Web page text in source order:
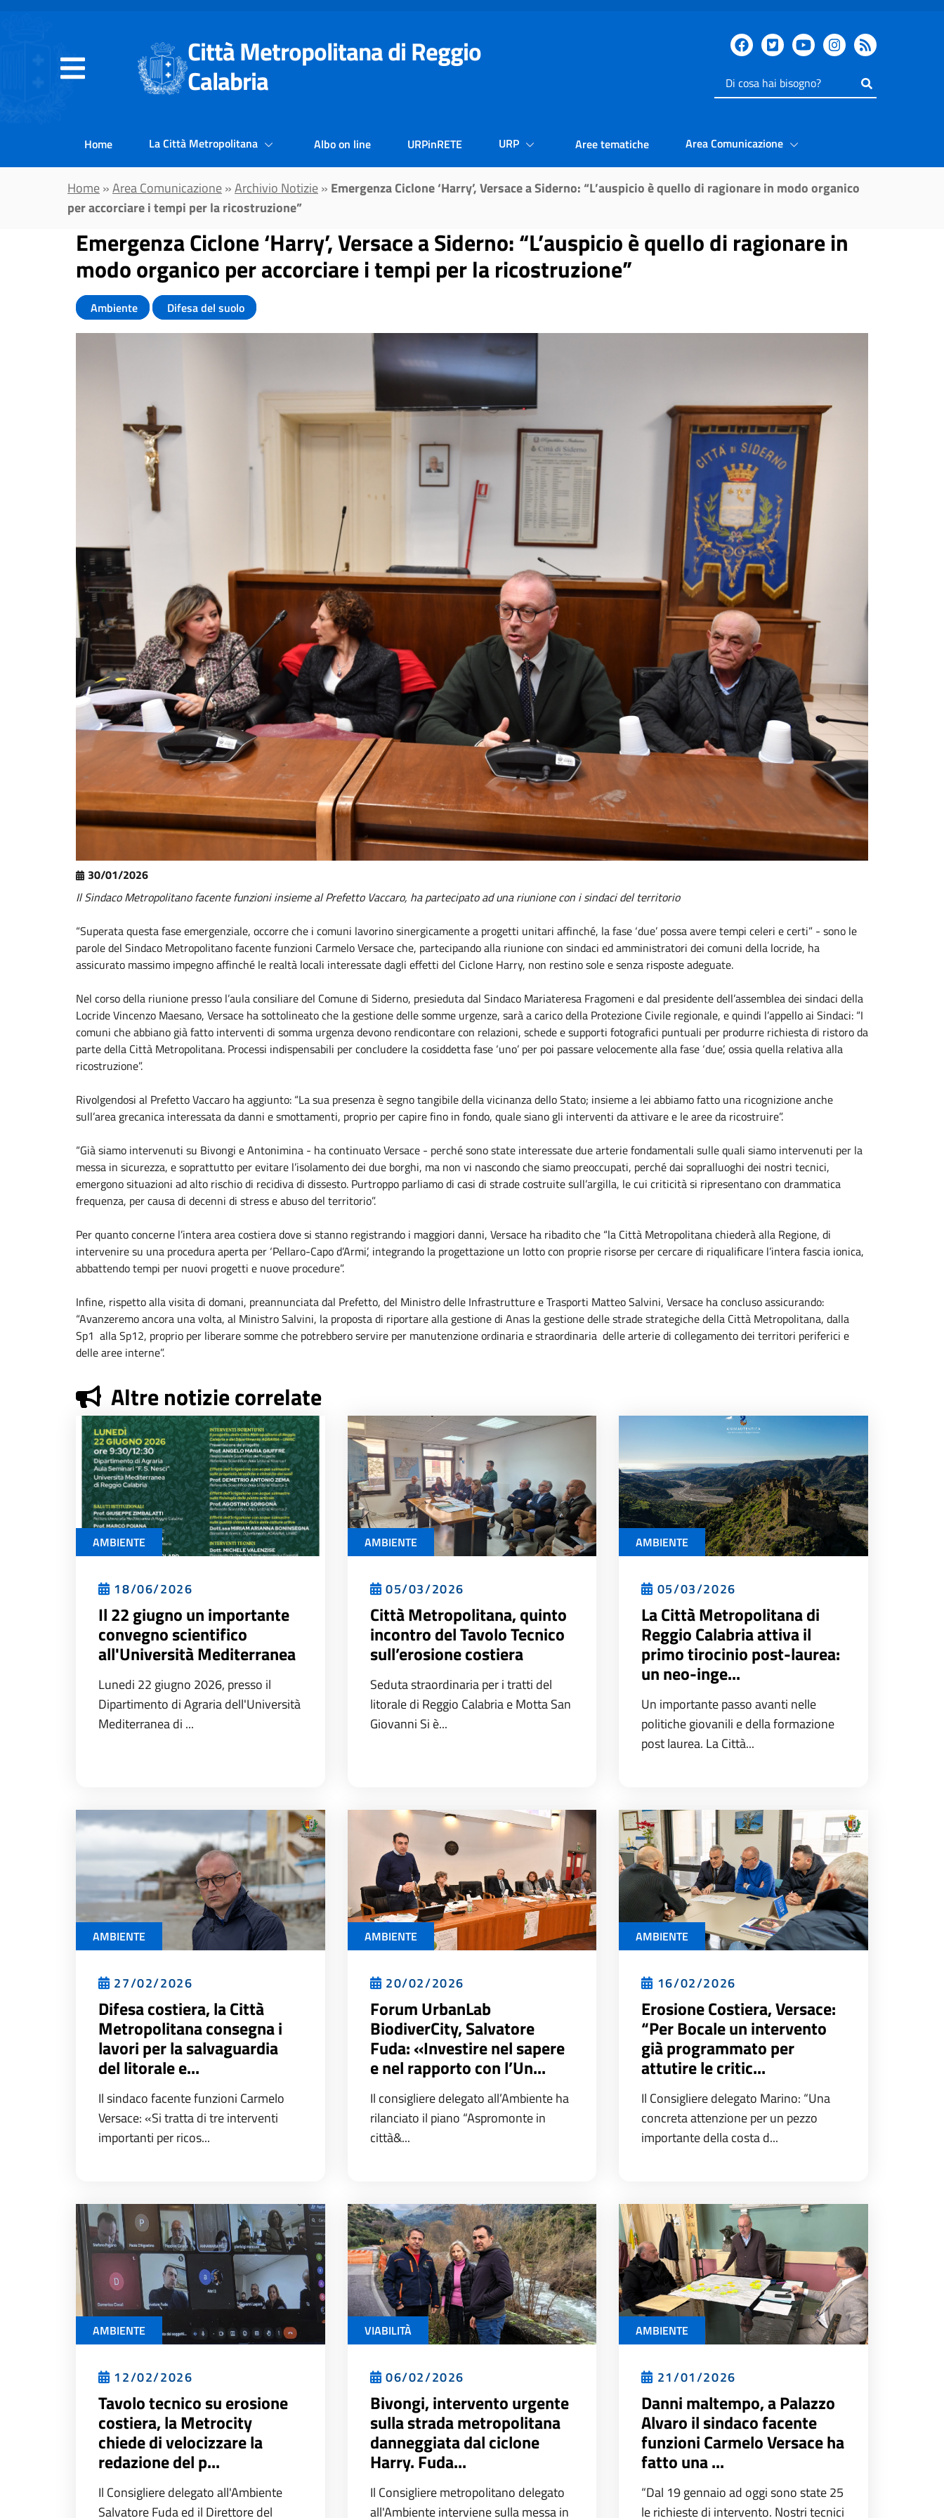
Città Metropolitana di Reggio
Calabria
Inserisci
il
cercare
Home La Città Metropolitana Albo on line URPinRETE URP Aree tematiche Area Comunicazione
Home»Area Comunicazione»Archivio Notizie» Emergenza Ciclone ‘Harry’, Versace a Siderno: “L’auspicio è quello di ragionare in modo organico
per accorciare i tempi per la ricostruzione”
Emergenza Ciclone ‘Harry’, Versace a Siderno: “L’auspicio è quello di ragionare in
modo organico per accorciare i tempi per la ricostruzione”
Ambiente Difesa del suolo
30/01/2026
Il Sindaco Metropolitano facente funzioni insieme al Prefetto Vaccaro, ha partecipato ad una riunione con i sindaci del territorio
“Superata questa fase emergenziale, occorre che i comuni lavorino sinergicamente a progetti unitari affinché, la fase ‘due’ possa avere tempi celeri e certi” - sono le
parole del Sindaco Metropolitano facente funzioni Carmelo Versace che, partecipando alla riunione con sindaci ed amministratori dei comuni della locride, ha
assicurato massimo impegno affinché le realtà locali interessate dagli effetti del Ciclone Harry, non restino sole e senza risposte adeguate.
Nel corso della riunione presso l’aula consiliare del Comune di Siderno, presieduta dal Sindaco Mariateresa Fragomeni e dal presidente dell’assemblea dei sindaci della
Locride Vincenzo Maesano, Versace ha sottolineato che la gestione delle somme urgenze, sarà a carico della Protezione Civile regionale, e quindi l’appello ai Sindaci: “I
comuni che abbiano già fatto interventi di somma urgenza devono rendicontare con relazioni, schede e supporti fotografici puntuali per produrre richiesta di ristoro da
parte della Città Metropolitana. Processi indispensabili per concludere la cosiddetta fase ‘uno’ per poi passare velocemente alla fase ‘due’, ossia quella relativa alla
ricostruzione”.
Rivolgendosi al Prefetto Vaccaro ha aggiunto: “La sua presenza è segno tangibile della vicinanza dello Stato; insieme a lei abbiamo fatto una ricognizione anche
sull’area grecanica interessata da danni e smottamenti, proprio per capire fino in fondo, quale siano gli interventi da attivare e le aree da ricostruire”.
“Già siamo intervenuti su Bivongi e Antonimina - ha continuato Versace - perché sono state interessate due arterie fondamentali sulle quali siamo intervenuti per la
messa in sicurezza, e soprattutto per evitare l’isolamento dei due borghi, ma non vi nascondo che siamo preoccupati, perché dai sopralluoghi dei nostri tecnici,
emergono situazioni ad alto rischio di recidiva di dissesto. Purtroppo parliamo di casi di strade costruite sull’argilla, le cui criticità si ripresentano con drammatica
frequenza, per causa di decenni di stress e abuso del territorio”.
Per quanto concerne l’intera area costiera dove si stanno registrando i maggiori danni, Versace ha ribadito che “la Città Metropolitana chiederà alla Regione, di
intervenire su una procedura aperta per ‘Pellaro-Capo d’Armi’, integrando la progettazione un lotto con proprie risorse per cercare di riqualificare l’intera fascia ionica,
abbattendo tempi per nuovi progetti e nuove procedure”.
Infine, rispetto alla visita di domani, preannunciata dal Prefetto, del Ministro delle Infrastrutture e Trasporti Matteo Salvini, Versace ha concluso assicurando:
“Avanzeremo ancora una volta, al Ministro Salvini, la proposta di riportare alla gestione di Anas la gestione delle strade strategiche della Città Metropolitana, dalla
Sp1 alla Sp12, proprio per liberare somme che potrebbero servire per manutenzione ordinaria e straordinaria delle arterie di collegamento dei territori periferici e
delle aree interne”.
Altre notizie correlate
AMBIENTE
18/06/2026
Il 22 giugno un importante
convegno scientifico
all'Università Mediterranea
Lunedi 22 giugno 2026, presso il
Dipartimento di Agraria dell'Università
Mediterranea di ...
AMBIENTE
05/03/2026
Città Metropolitana, quinto
incontro del Tavolo Tecnico
sull’erosione costiera
Seduta straordinaria per i tratti del
litorale di Reggio Calabria e Motta San
Giovanni Si è...
AMBIENTE
05/03/2026
La Città Metropolitana di
Reggio Calabria attiva il
primo tirocinio post-laurea:
un neo-inge...
Un importante passo avanti nelle
politiche giovanili e della formazione
post laurea. La Città...
AMBIENTE
27/02/2026
Difesa costiera, la Città
Metropolitana consegna i
lavori per la salvaguardia
del litorale e...
Il sindaco facente funzioni Carmelo
Versace: «Si tratta di tre interventi
importanti per ricos...
AMBIENTE
20/02/2026
Forum UrbanLab
BiodiverCity, Salvatore
Fuda: «Investire nel sapere
e nel rapporto con l’Un...
Il consigliere delegato all’Ambiente ha
rilanciato il piano “Aspromonte in
città&...
AMBIENTE
16/02/2026
Erosione Costiera, Versace:
“Per Bocale un intervento
già programmato per
attutire le critic...
Il Consigliere delegato Marino: “Una
concreta attenzione per un pezzo
importante della costa d...
AMBIENTE
12/02/2026
Tavolo tecnico su erosione
costiera, la Metrocity
chiede di velocizzare la
redazione del p...
Il Consigliere delegato all'Ambiente
Salvatore Fuda ed il Direttore del
VIABILITÀ
06/02/2026
Bivongi, intervento urgente
sulla strada metropolitana
danneggiata dal ciclone
Harry. Fuda...
Il Consigliere metropolitano delegato
all'Ambiente interviene sulla messa in
AMBIENTE
21/01/2026
Danni maltempo, a Palazzo
Alvaro il sindaco facente
funzioni Carmelo Versace ha
fatto una ...
“Dal 19 gennaio ad oggi sono state 25
le richieste di intervento. Nostri tecnici